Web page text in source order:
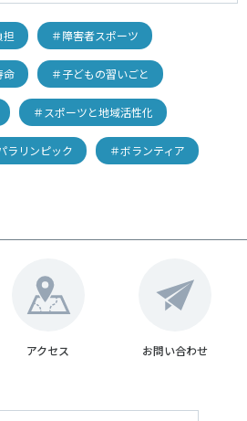
担 ＃障害者スポーツ
命 ＃子どもの習いごと
＃スポーツと地域活性化
ラリンピック ＃ボランティア
アクセス お問い合わせ